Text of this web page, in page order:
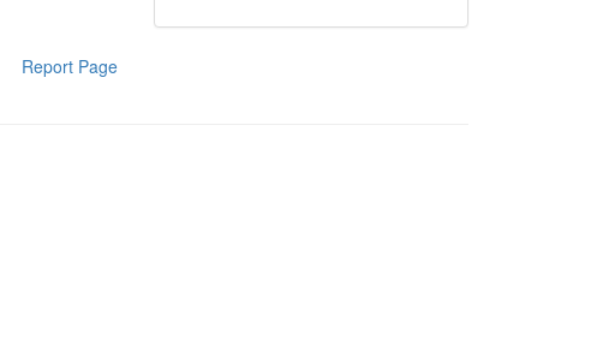
Report Page